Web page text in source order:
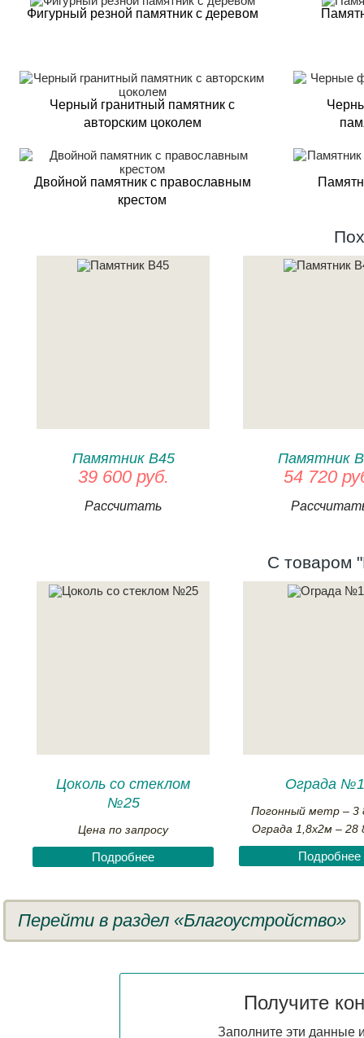
Фигурный резной памятник с деревом
Черный гранитный памятник с
авторским цоколем
Двойной памятник с православным
крестом
Памятник В45
39 600 руб.
Рассчитать
Памятник
54 720
С товаром
Цоколь со стеклом
№25
Цена по запросу
Подробнее
Ограда
Погонный метр – 3
Ограда 1,8х2м – 28
Подробнее
Перейти в раздел «Благоустройство»
Получите
Заполните эти данные